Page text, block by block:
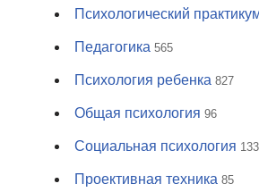
Психологический
Педагогика 565
Психология ребенка 827
Общая психология 96
Социальная психология 133
Проективная техника 85